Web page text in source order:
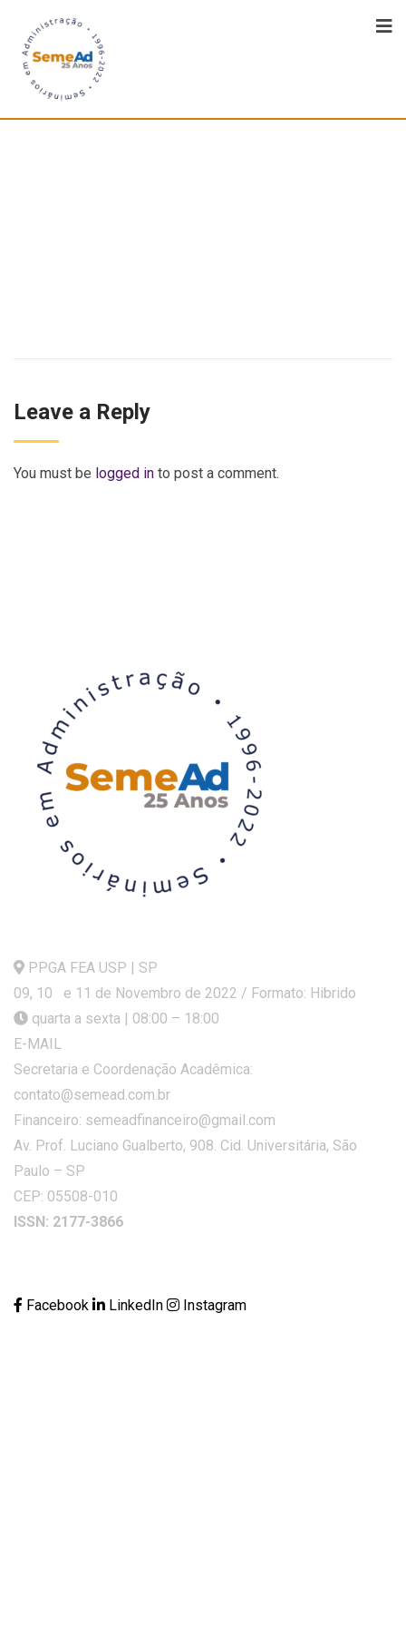
Leave a Reply
You must be logged in to post a comment.
PPGA FEA USP | SP
09, 10 e 11 de Novembro de 2022 / Formato: Hibrido
quarta a sexta | 08:00 – 18:00
E-MAIL
Secretaria e Coordenação Acadêmica:
contato@semead.com.br
Financeiro: semeadfinanceiro@gmail.com
Av. Prof. Luciano Gualberto, 908. Cid. Universitária, São
Paulo – SP
CEP: 05508-010
ISSN: 2177-3866
Facebook LinkedIn Instagram